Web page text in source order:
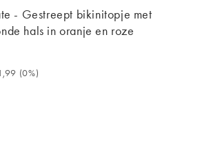
- Gestreept bikinitopje met
hals in oranje en roze
prijs € 11,99 (0%). Was € 21,99. (-
(0%)